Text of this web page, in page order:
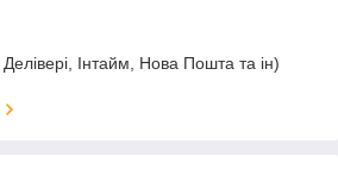
Інтайм, Нова Пошта та ін)